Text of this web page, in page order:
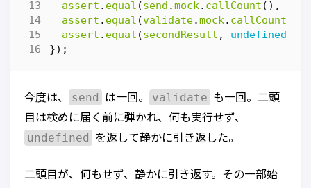
assert . equal (send .mock. callCount (),
assert . equal (validate.mock. callCount
assert . equal (secondResult , undefined
});
今度は、 send は一回。 validate も一回。二頭
目は検めに届く前に弾かれ、何も実行せず、
undefined を返して静かに引き返した。
二頭目が、何もせず、静かに引き返す。その一部始